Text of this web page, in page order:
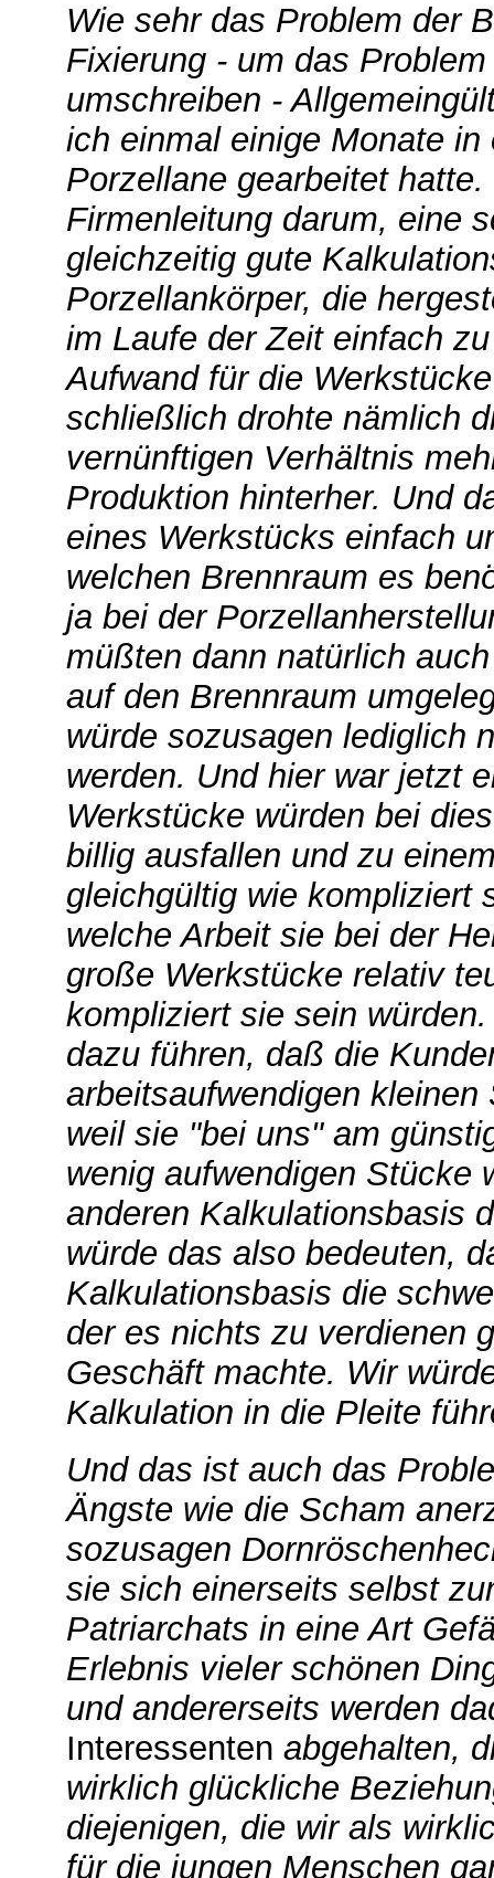
Wie sehr das Problem der
Fixierung - um das
umschreiben -
ich einmal einige Monate
Porzellane gearbeitet
Firmenleitung darum, eine
gleichzeitig gute
Porzellankörper, die
im Laufe der Zeit einfach
Aufwand für die
schließlich drohte nämlich
vernünftigen Verhältnis
Produktion hinterher. Und
eines Werkstücks einfach
welchen Brennraum es
ja bei der
müßten dann natürlich
auf den Brennraum
würde sozusagen lediglich
werden. Und hier war jetzt
Werkstücke würden bei
billig ausfallen und zu
gleichgültig wie kompliziert
welche Arbeit sie bei der
große Werkstücke relativ
kompliziert sie sein
dazu führen, daß die
arbeitsaufwendigen
weil sie "bei uns" am
wenig aufwendigen Stücke
anderen Kalkulationsbasis
würde das also bedeuten,
Kalkulationsbasis die
der es nichts zu verdienen
Geschäft machte. Wir
Kalkulation in die Pleite
Und das ist auch das
Ängste wie die Scham
sozusagen
sie sich einerseits selbst
Patriarchats in eine Art
Erlebnis vieler schönen
und andererseits werden
Interessenten abgehalten,
wirklich glückliche
diejenigen, die wir als
für die jungen Menschen